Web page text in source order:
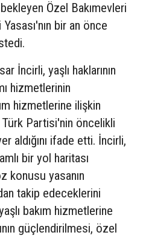
Özel Bakımevleri
bir an önce
İncirli, yaşlı haklarının
hizmetlerinin
hizmetlerine ilişkin
Partisi'nin öncelikli
aldığını ifade etti. İncirli,
bir yol haritası
konusu yasanın
takip edeceklerini
bakım hizmetlerine
güçlendirilmesi, özel